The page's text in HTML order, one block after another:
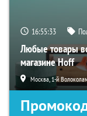
16:55:32
Любые товары
магазине Hoff
Москва, 1-й